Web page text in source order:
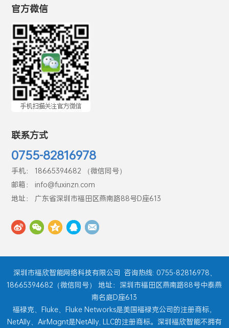
官方微信
联系方式
0755-82816978
手机： 18665394682 （微信同号）
邮箱： info@fuxinzn.com
地址： 广东省深圳市福田区燕南路88号D座613
深圳市福欣智能网络科技有限公司 咨询热线: 0755-82816978、
18665394682（微信同号） 地址：深圳市福田区燕南路88号中泰燕
南名庭D座613
福禄克、Fluke、Fluke Networks是美国福禄克公司的注册商标，
NetAlly、AirMagnt是NetAlly, LLC的注册商标。深圳福欣智能不拥有